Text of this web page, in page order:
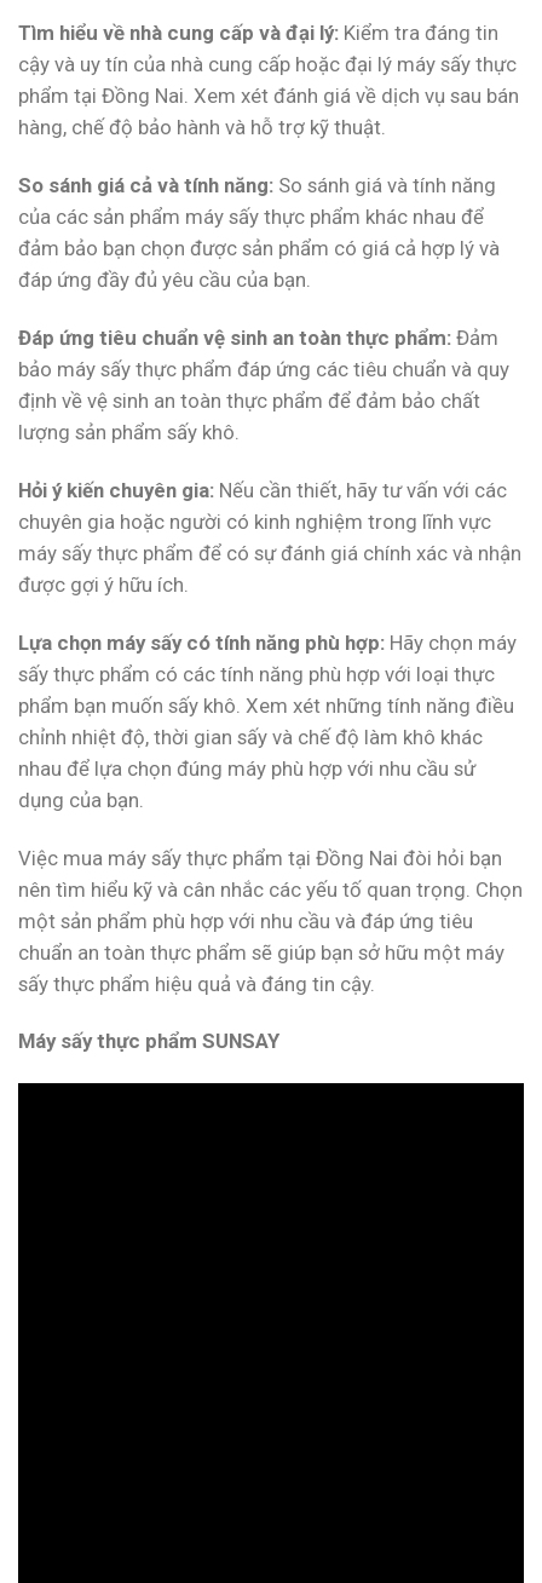
Tìm hiểu về nhà cung cấp và đại lý: Kiểm tra đáng tin
cậy và uy tín của nhà cung cấp hoặc đại lý máy sấy thực
phẩm tại Đồng Nai. Xem xét đánh giá về dịch vụ sau bán
hàng, chế độ bảo hành và hỗ trợ kỹ thuật.
So sánh giá cả và tính năng: So sánh giá và tính năng
của các sản phẩm máy sấy thực phẩm khác nhau để
đảm bảo bạn chọn được sản phẩm có giá cả hợp lý và
đáp ứng đầy đủ yêu cầu của bạn.
Đáp ứng tiêu chuẩn vệ sinh an toàn thực phẩm: Đảm
bảo máy sấy thực phẩm đáp ứng các tiêu chuẩn và quy
định về vệ sinh an toàn thực phẩm để đảm bảo chất
lượng sản phẩm sấy khô.
Hỏi ý kiến chuyên gia: Nếu cần thiết, hãy tư vấn với các
chuyên gia hoặc người có kinh nghiệm trong lĩnh vực
máy sấy thực phẩm để có sự đánh giá chính xác và nhận
được gợi ý hữu ích.
Lựa chọn máy sấy có tính năng phù hợp: Hãy chọn máy
sấy thực phẩm có các tính năng phù hợp với loại thực
phẩm bạn muốn sấy khô. Xem xét những tính năng điều
chỉnh nhiệt độ, thời gian sấy và chế độ làm khô khác
nhau để lựa chọn đúng máy phù hợp với nhu cầu sử
dụng của bạn.
Việc mua máy sấy thực phẩm tại Đồng Nai đòi hỏi bạn
nên tìm hiểu kỹ và cân nhắc các yếu tố quan trọng. Chọn
một sản phẩm phù hợp với nhu cầu và đáp ứng tiêu
chuẩn an toàn thực phẩm sẽ giúp bạn sở hữu một máy
sấy thực phẩm hiệu quả và đáng tin cậy.
Máy sấy thực phẩm SUNSAY